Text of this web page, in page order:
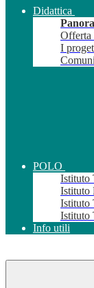
Didattica
Offerta
I
POLO
Istituto
Istituto
Istituto
Istituto
Info utili